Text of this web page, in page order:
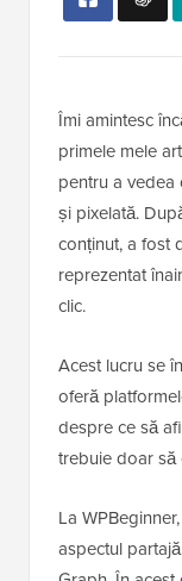
Îmi amintesc
primele mele
pentru a
și pixelată.
conținut, a fost
reprezentat
clic.
Acest lucru se
oferă
despre ce să
trebuie doar să
La
aspectul